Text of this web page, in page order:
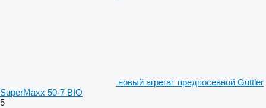
новый агрегат предпосевной Güttler
SuperMaxx 50-7 BIO
5